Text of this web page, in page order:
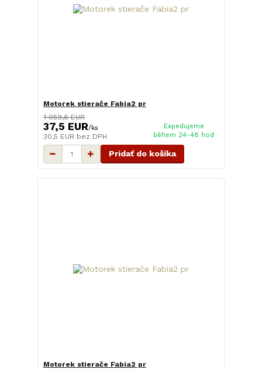
Motorek stierače Fabia2 pr
1 059,6 EUR
37,5 EUR/ks
30,5 EUR bez DPH
Expedujeme
během 24-48 hod
Pridať do košíka
Motorek stierače Fabia2 pr